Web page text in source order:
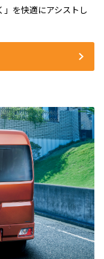
を快適にアシストし